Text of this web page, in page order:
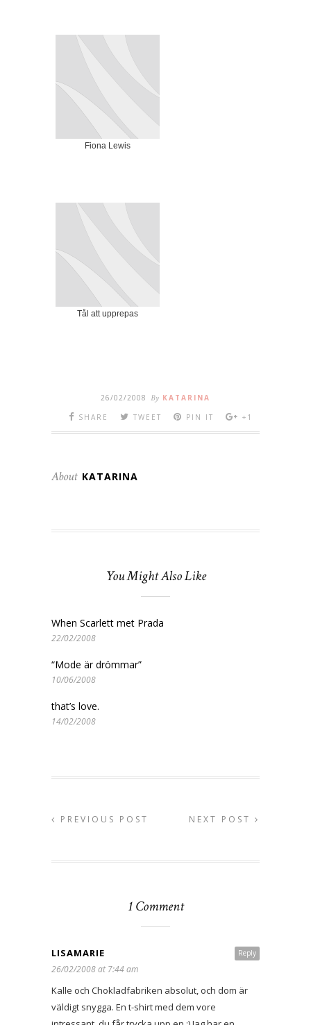
Fiona Lewis
Tål att upprepas
26/02/2008 By KATARINA
SHARE
TWEET PIN IT +1
About KATARINA
You Might Also Like
When Scarlett met Prada
22/02/2008
“Mode är drömmar”
10/06/2008
that’s love.
14/02/2008
PREVIOUS POST NEXT POST
1 Comment
Reply
LISAMARIE
26/02/2008 at 7:44 am
Kalle och Chokladfabriken absolut, och dom är
väldigt snygga. En t-shirt med dem vore